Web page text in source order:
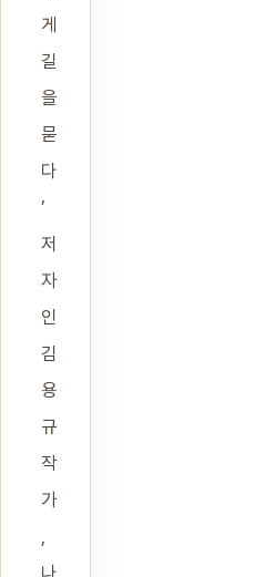
게
길
을
묻
다
’
저
자
인
김
용
규
작
가
나